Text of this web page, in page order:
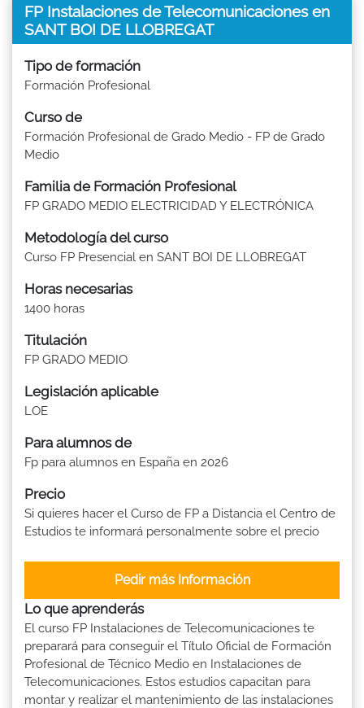
FP Instalaciones de Telecomunicaciones en
SANT BOI DE LLOBREGAT
Tipo de formación
Formación Profesional
Curso de
Formación Profesional de Grado Medio - FP de Grado
Medio
Familia de Formación Profesional
FP GRADO MEDIO ELECTRICIDAD Y ELECTRÓNICA
Metodología del curso
Curso FP Presencial en SANT BOI DE LLOBREGAT
Horas necesarias
1400 horas
Titulación
FP GRADO MEDIO
Legislación aplicable
LOE
Para alumnos de
Fp para alumnos en España en 2026
Precio
Si quieres hacer el Curso de FP a Distancia el Centro de
Estudios te informará personalmente sobre el precio
Pedir más Información
Lo que aprenderás
El curso FP Instalaciones de Telecomunicaciones te
preparará para conseguir el Título Oficial de Formación
Profesional de Técnico Medio en Instalaciones de
Telecomunicaciones. Estos estudios capacitan para
montar y realizar el mantenimiento de las instalaciones